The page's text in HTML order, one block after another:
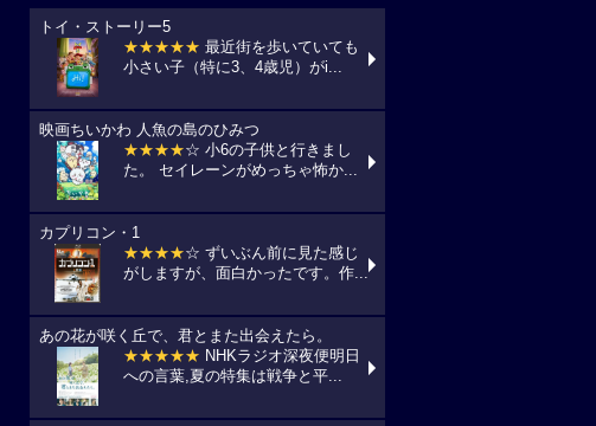
トイ・ストーリー5
★★★★★ 最近街を歩いていても
小さい子（特に3、4歳児）がi...
映画ちいかわ 人魚の島のひみつ
★★★★☆ 小6の子供と行きまし
た。 セイレーンがめっちゃ怖か...
カプリコン・1
★★★★☆ ずいぶん前に見た感じ
がしますが、面白かったです。作...
あの花が咲く丘で、君とまた出会えたら。
★★★★★ NHKラジオ深夜便明日
への言葉,夏の特集は戦争と平...